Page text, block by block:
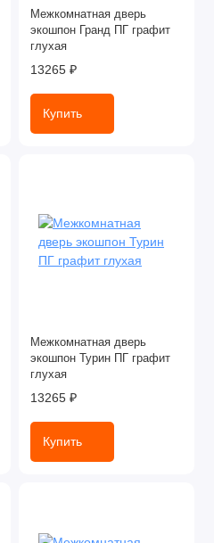
Межкомнатная дверь
экошпон Гранд ПГ графит
глухая
13265 ₽
Купить
Межкомнатная дверь
экошпон Турин ПГ графит
глухая
13265 ₽
Купить